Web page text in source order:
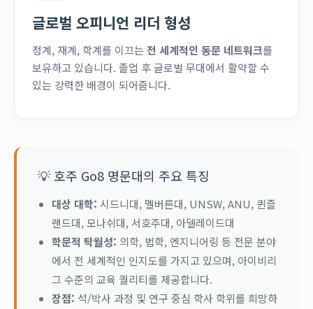
글로벌 오피니언 리더 형성
정계, 재계, 학계를 이끄는 전 세계적인 동문 네트워크를
보유하고 있습니다. 졸업 후 글로벌 무대에서 활약할 수
있는 강력한 배경이 되어줍니다.
💡 호주 Go8 명문대의 주요 특징
대상 대학: 시드니대, 멜버른대, UNSW, ANU, 퀸즐
랜드대, 모나쉬대, 서호주대, 아델레이드대
학문적 탁월성: 의학, 법학, 엔지니어링 등 전문 분야
에서 전 세계적인 인지도를 가지고 있으며, 아이비리
그 수준의 교육 퀄리티를 제공합니다.
장점: 석/박사 과정 및 연구 중심 학사 학위를 희망하